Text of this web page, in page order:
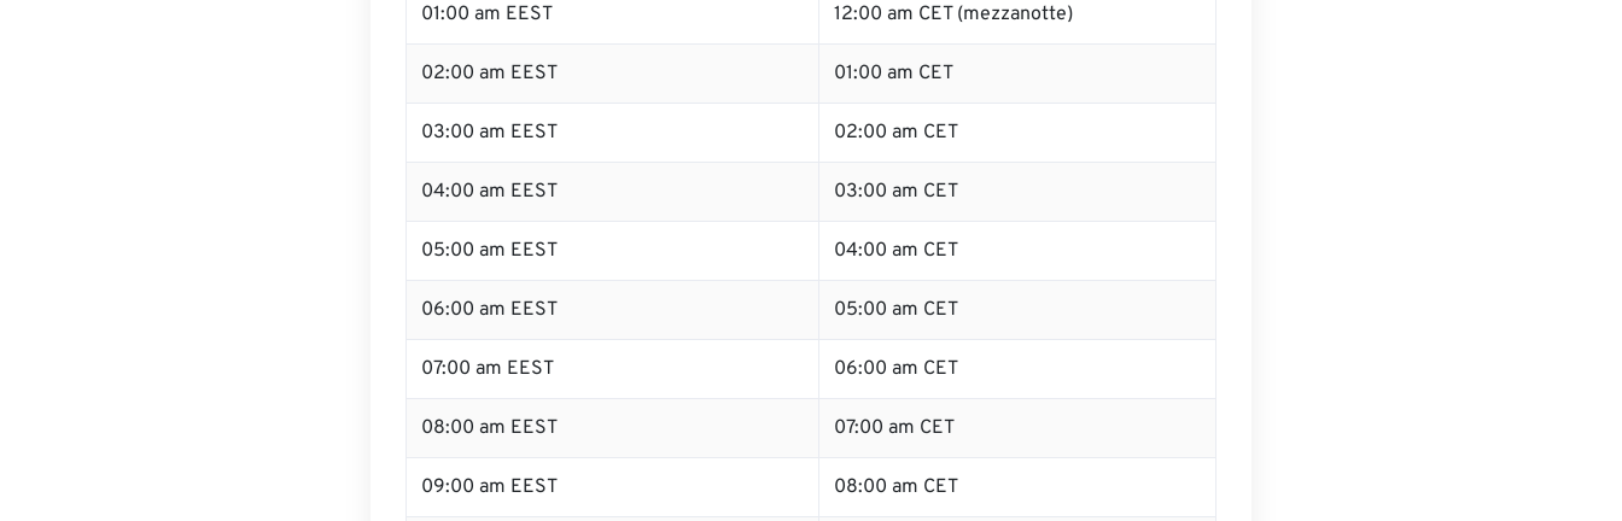
01:00 am EEST 12:00 am CET (mezzanotte)
02:00 am EEST 01:00 am CET
03:00 am EEST 02:00 am CET
04:00 am EEST 03:00 am CET
05:00 am EEST 04:00 am CET
06:00 am EEST 05:00 am CET
07:00 am EEST 06:00 am CET
08:00 am EEST 07:00 am CET
09:00 am EEST 08:00 am CET